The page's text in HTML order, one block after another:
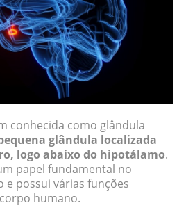
conhecida como glândula
glândula localizada
logo abaixo do hipotálamo.
papel fundamental no
e possui várias funções
humano.